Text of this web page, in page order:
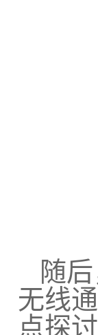
随
无线
点探